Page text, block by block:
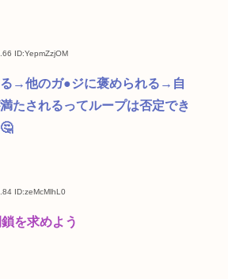
ID:YepmZzjOM
→他のガ●ジに褒められる→自
たされるってループは否定でき
ID:zeMcMlhL0
を求めよう